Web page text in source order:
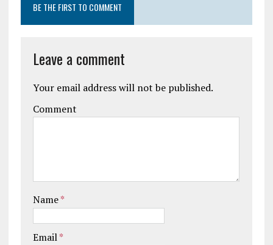
BE THE FIRST TO COMMENT
Leave a comment
Your email address will not be published.
Comment
Name*
Email*